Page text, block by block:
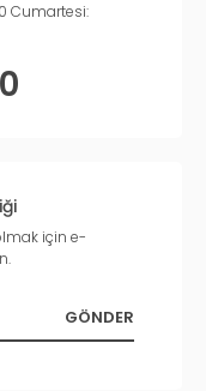
Cumartesi:
için e-